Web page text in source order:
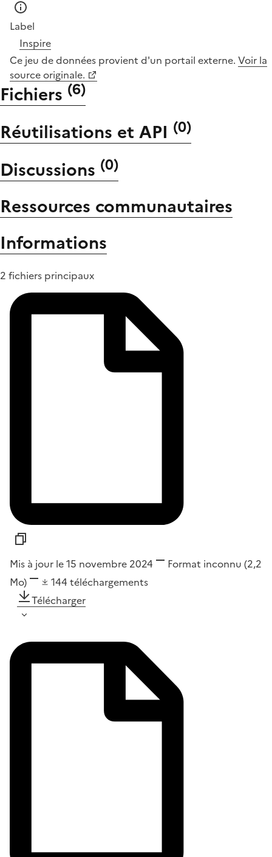
Label
Inspire
Ce jeu de données provient d'un portail externe. Voir la
source originale.
Fichiers (6)
Réutilisations et API (0)
Discussions (0)
Ressources communautaires
Informations
2 fichiers principaux
Mis à jour le 15 novembre 2024 Format inconnu (2,2
Mo)
144 téléchargements
Télécharger